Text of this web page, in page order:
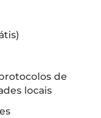
de
locais